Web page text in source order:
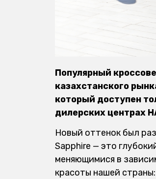
Популярный
казахстанского
который доступен
дилерских центрах
Новый оттенок был
Sapphire — это
меняющимися в
красоты нашей